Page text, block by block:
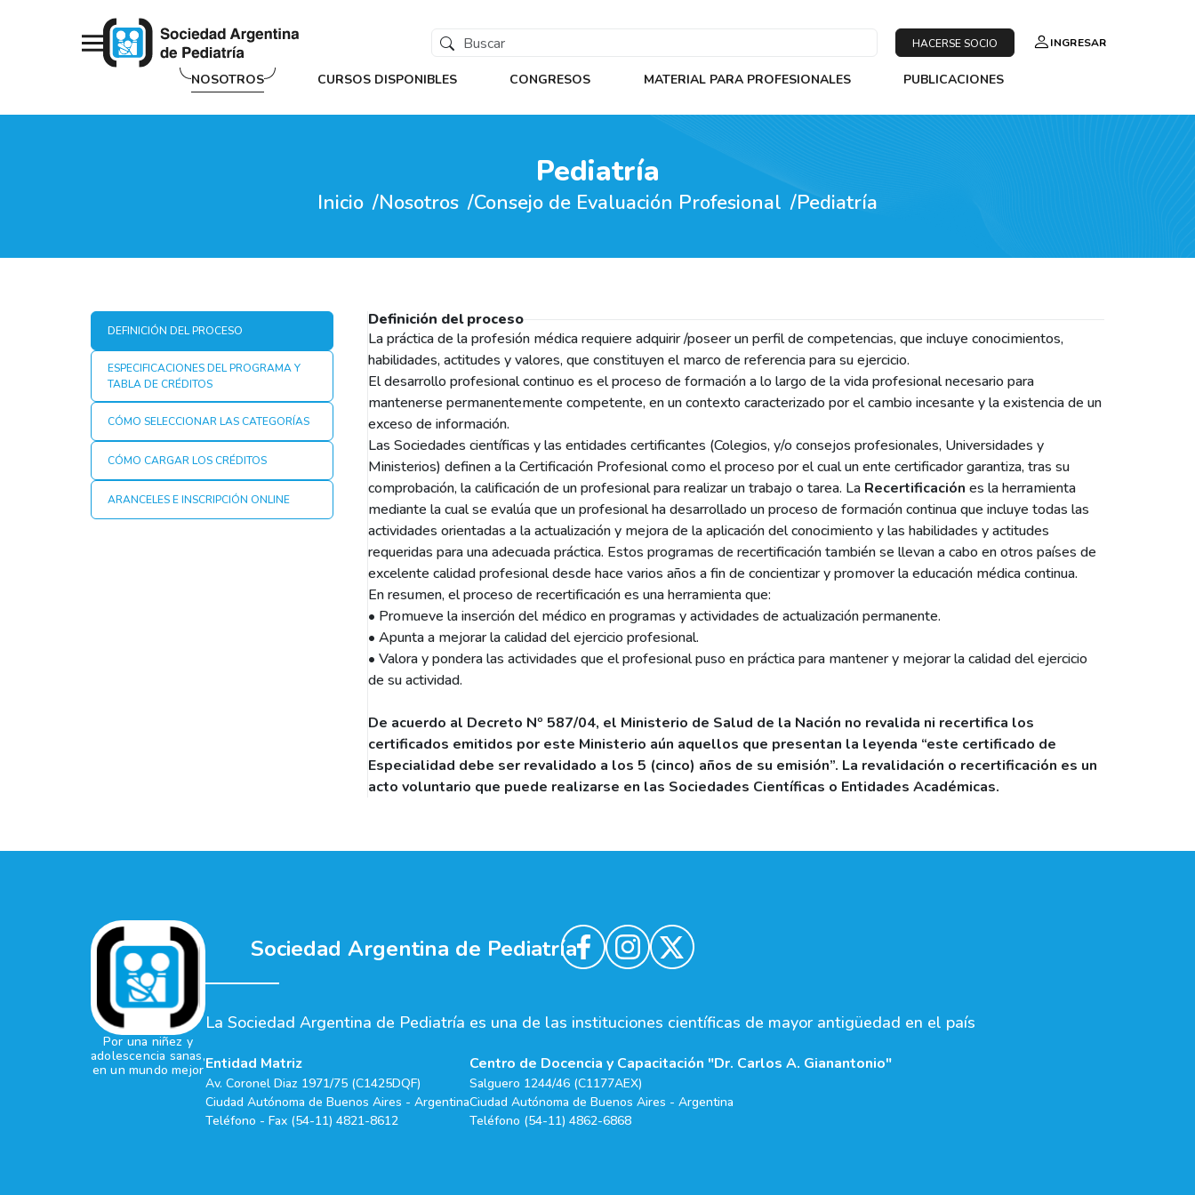
HACERSE SOCIO INGRESAR
NOSOTROS CURSOS DISPONIBLES CONGRESOS MATERIAL PARA PROFESIONALES PUBLICACIONES
Pediatría
Inicio Nosotros Consejo de Evaluación Profesional Pediatría
DEFINICIÓN DEL PROCESO
ESPECIFICACIONES DEL PROGRAMA Y
TABLA DE CRÉDITOS
CÓMO SELECCIONAR LAS CATEGORÍAS
CÓMO CARGAR LOS CRÉDITOS
ARANCELES E INSCRIPCIÓN ONLINE
Definición del proceso
La práctica de la profesión médica requiere adquirir /poseer un perfil de competencias, que incluye conocimientos,
habilidades, actitudes y valores, que constituyen el marco de referencia para su ejercicio.
El desarrollo profesional continuo es el proceso de formación a lo largo de la vida profesional necesario para
mantenerse permanentemente competente, en un contexto caracterizado por el cambio incesante y la existencia de un
exceso de información.
Las Sociedades científicas y las entidades certificantes (Colegios, y/o consejos profesionales, Universidades y
Ministerios) definen a la Certificación Profesional como el proceso por el cual un ente certificador garantiza, tras su
comprobación, la calificación de un profesional para realizar un trabajo o tarea. La Recertificación es la herramienta
mediante la cual se evalúa que un profesional ha desarrollado un proceso de formación continua que incluye todas las
actividades orientadas a la actualización y mejora de la aplicación del conocimiento y las habilidades y actitudes
requeridas para una adecuada práctica. Estos programas de recertificación también se llevan a cabo en otros países de
excelente calidad profesional desde hace varios años a fin de concientizar y promover la educación médica continua.
En resumen, el proceso de recertificación es una herramienta que:
• Promueve la inserción del médico en programas y actividades de actualización permanente.
• Apunta a mejorar la calidad del ejercicio profesional.
• Valora y pondera las actividades que el profesional puso en práctica para mantener y mejorar la calidad del ejercicio
de su actividad.
De acuerdo al Decreto Nº 587/04, el Ministerio de Salud de la Nación no revalida ni recertifica los
certificados emitidos por este Ministerio aún aquellos que presentan la leyenda “este certificado de
Especialidad debe ser revalidado a los 5 (cinco) años de su emisión”. La revalidación o recertificación es un
acto voluntario que puede realizarse en las Sociedades Científicas o Entidades Académicas.
Sociedad Argentina de Pediatría
Por una niñez y
adolescencia sanas,
en un mundo mejor
La Sociedad Argentina de Pediatría es una de las instituciones científicas de mayor antigüedad en el país
Entidad Matriz
Av. Coronel Diaz 1971/75 (C1425DQF)
Ciudad Autónoma de Buenos Aires - Argentina
Teléfono - Fax (54-11) 4821-8612
Centro de Docencia y Capacitación "Dr. Carlos A. Gianantonio"
Salguero 1244/46 (C1177AEX)
Ciudad Autónoma de Buenos Aires - Argentina
Teléfono (54-11) 4862-6868